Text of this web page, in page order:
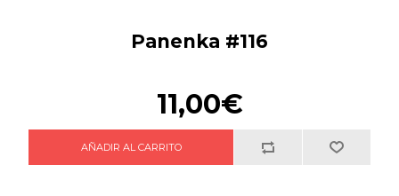
Panenka #116
11,00€